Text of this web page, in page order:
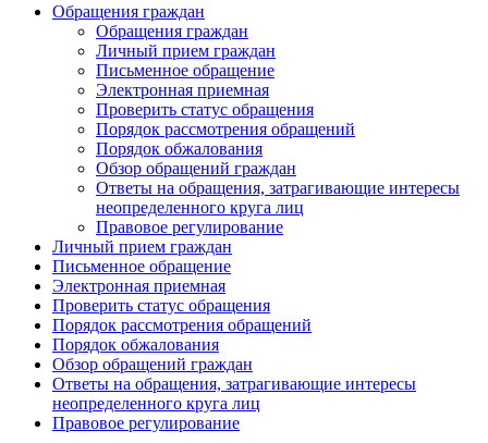
Обращения граждан
Обращения граждан
Личный прием граждан
Письменное обращение
Электронная приемная
Проверить статус обращения
Порядок рассмотрения обращений
Порядок обжалования
Обзор обращений граждан
Ответы на обращения, затрагивающие интересы
неопределенного круга лиц
Правовое регулирование
Личный прием граждан
Письменное обращение
Электронная приемная
Проверить статус обращения
Порядок рассмотрения обращений
Порядок обжалования
Обзор обращений граждан
Ответы на обращения, затрагивающие интересы
неопределенного круга лиц
Правовое регулирование